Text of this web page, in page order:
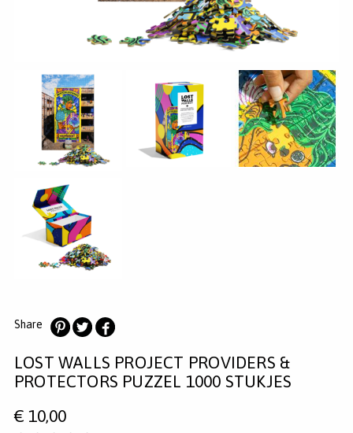
REGISTREREN
KLANTENSERVICE
Share
op
Pinterest
op
Twitter
op
Facebook
LOST WALLS PROJECT PROVIDERS &
PROTECTORS PUZZEL 1000 STUKJES
€ 10,00